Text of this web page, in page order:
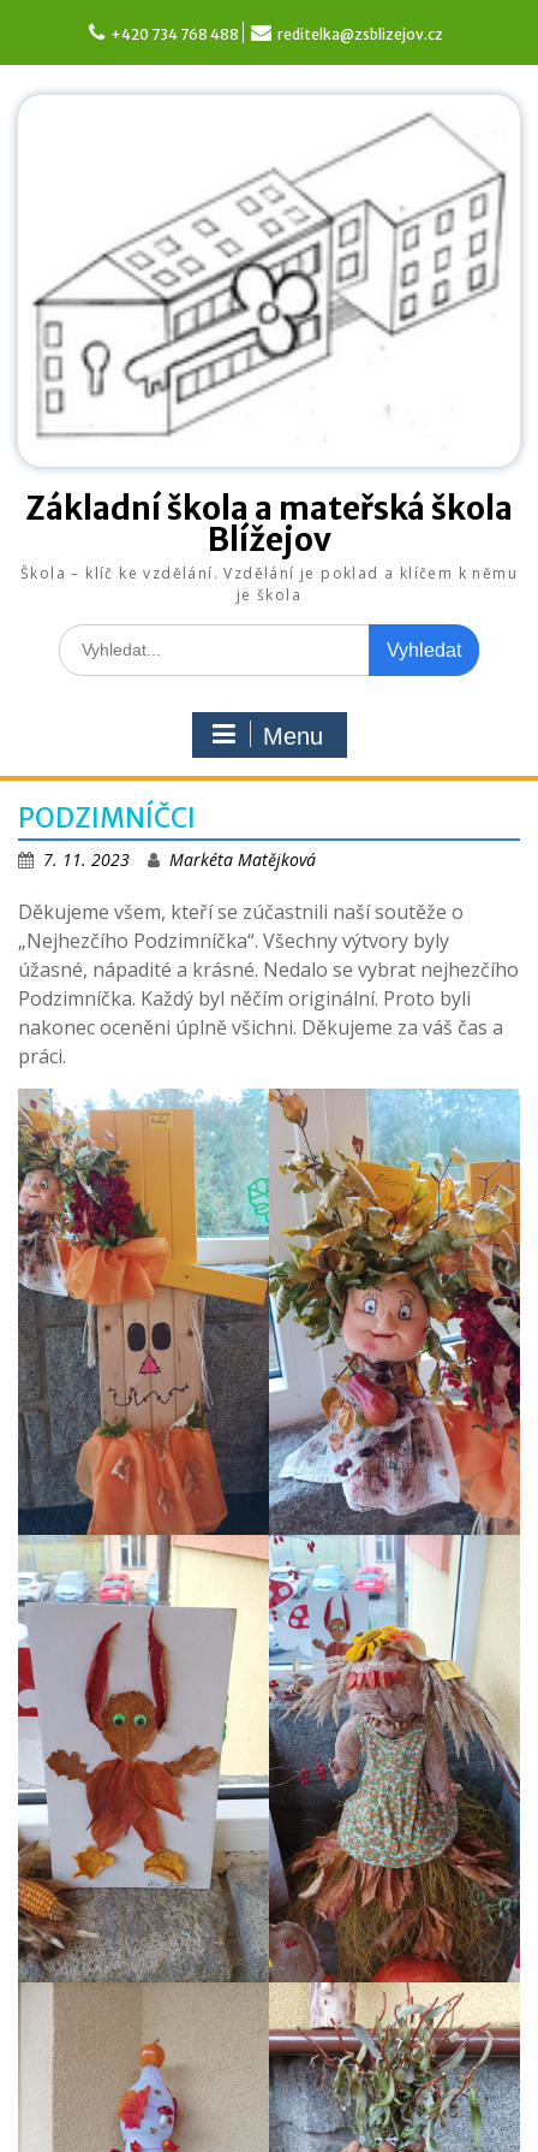
content
+420 734 768 488 reditelka@zsblizejov.cz
Základní škola a mateřská škola
Blížejov
Škola – klíč ke vzdělání. Vzdělání je poklad a klíčem k němu
je škola
Search
for:
Menu
PODZIMNÍČCI
7. 11. 2023 Markéta Matějková
Děkujeme všem, kteří se zúčastnili naší soutěže o
„Nejhezčího Podzimníčka“. Všechny výtvory byly
úžasné, nápadité a krásné. Nedalo se vybrat nejhezčího
Podzimníčka. Každý byl něčím originální. Proto byli
nakonec oceněni úplně všichni. Děkujeme za váš čas a
práci.